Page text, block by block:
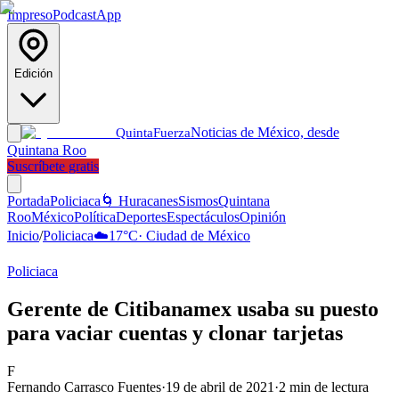
ImpresoPodcastApp
Edición
QuintaFuerzaNoticias de México, desde
Quintana Roo
Suscríbete gratis
PortadaPoliciaca 🌀 HuracanesSismosQuintana
RooMéxicoPolíticaDeportesEspectáculosOpinión
Inicio/Policiaca☁️17°C· Ciudad de México
Policiaca
Gerente de Citibanamex usaba su puesto
para vaciar cuentas y clonar tarjetas
F
Fernando Carrasco Fuentes·19 de abril de 2021 ·2 min de lectura